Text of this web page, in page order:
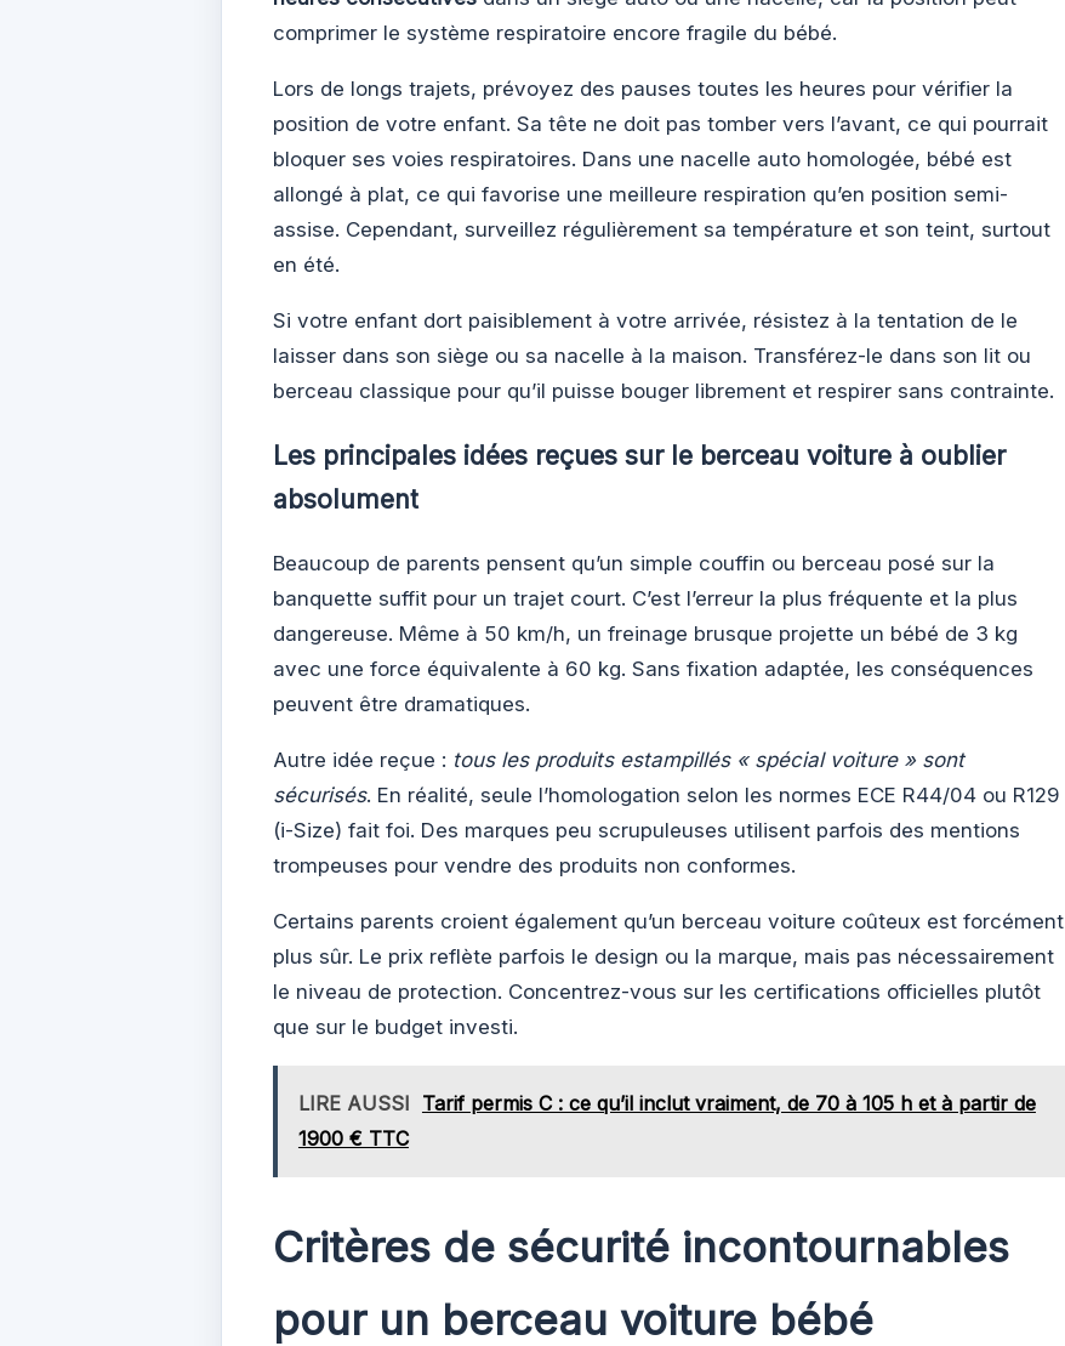
comprimer le système respiratoire encore fragile du bébé.
Lors de longs trajets, prévoyez des pauses toutes les heures pour vérifier la
position de votre enfant. Sa tête ne doit pas tomber vers l’avant, ce qui pourrait
bloquer ses voies respiratoires. Dans une nacelle auto homologée, bébé est
allongé à plat, ce qui favorise une meilleure respiration qu’en position semi-
assise. Cependant, surveillez régulièrement sa température et son teint, surtout
en été.
Si votre enfant dort paisiblement à votre arrivée, résistez à la tentation de le
laisser dans son siège ou sa nacelle à la maison. Transférez-le dans son lit ou
berceau classique pour qu’il puisse bouger librement et respirer sans contrainte.
Les principales idées reçues sur le berceau voiture à oublier
absolument
Beaucoup de parents pensent qu’un simple couffin ou berceau posé sur la
banquette suffit pour un trajet court. C’est l’erreur la plus fréquente et la plus
dangereuse. Même à 50 km/h, un freinage brusque projette un bébé de 3 kg
avec une force équivalente à 60 kg. Sans fixation adaptée, les conséquences
peuvent être dramatiques.
Autre idée reçue : tous les produits estampillés « spécial voiture » sont
sécurisés. En réalité, seule l’homologation selon les normes ECE R44/04 ou R129
(i-Size) fait foi. Des marques peu scrupuleuses utilisent parfois des mentions
trompeuses pour vendre des produits non conformes.
Certains parents croient également qu’un berceau voiture coûteux est forcément
plus sûr. Le prix reflète parfois le design ou la marque, mais pas nécessairement
le niveau de protection. Concentrez-vous sur les certifications officielles plutôt
que sur le budget investi.
LIRE AUSSI Tarif permis C : ce qu’il inclut vraiment, de 70 à 105 h et à partir de
1900 € TTC
Critères de sécurité incontournables
pour un berceau voiture bébé